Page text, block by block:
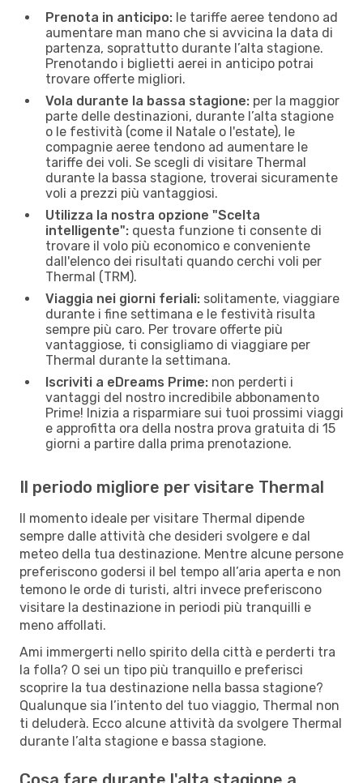
Prenota in anticipo: le tariffe aeree tendono ad
aumentare man mano che si avvicina la data di
partenza, soprattutto durante l’alta stagione.
Prenotando i biglietti aerei in anticipo potrai
trovare offerte migliori.
Vola durante la bassa stagione: per la maggior
parte delle destinazioni, durante l’alta stagione
o le festività (come il Natale o l'estate), le
compagnie aeree tendono ad aumentare le
tariffe dei voli. Se scegli di visitare Thermal
durante la bassa stagione, troverai sicuramente
voli a prezzi più vantaggiosi.
Utilizza la nostra opzione "Scelta
intelligente": questa funzione ti consente di
trovare il volo più economico e conveniente
dall'elenco dei risultati quando cerchi voli per
Thermal (TRM).
Viaggia nei giorni feriali: solitamente, viaggiare
durante i fine settimana e le festività risulta
sempre più caro. Per trovare offerte più
vantaggiose, ti consigliamo di viaggiare per
Thermal durante la settimana.
Iscriviti a eDreams Prime: non perderti i
vantaggi del nostro incredibile abbonamento
Prime! Inizia a risparmiare sui tuoi prossimi viaggi
e approfitta ora della nostra prova gratuita di 15
giorni a partire dalla prima prenotazione.
Il periodo migliore per visitare Thermal
Il momento ideale per visitare Thermal dipende
sempre dalle attività che desideri svolgere e dal
meteo della tua destinazione. Mentre alcune persone
preferiscono godersi il bel tempo all’aria aperta e non
temono le orde di turisti, altri invece preferiscono
visitare la destinazione in periodi più tranquilli e
meno affollati.
Ami immergerti nello spirito della città e perderti tra
la folla? O sei un tipo più tranquillo e preferisci
scoprire la tua destinazione nella bassa stagione?
Qualunque sia l’intento del tuo viaggio, Thermal non
ti deluderà. Ecco alcune attività da svolgere Thermal
durante l’alta stagione e bassa stagione.